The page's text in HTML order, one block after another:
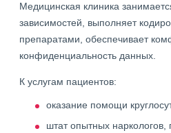
Медицинская клиника
зависимостей, выполняет
препаратами, обеспечивает
конфиденциальность данных.
К услугам пациентов:
оказание помощи
штат опытных наркологов,